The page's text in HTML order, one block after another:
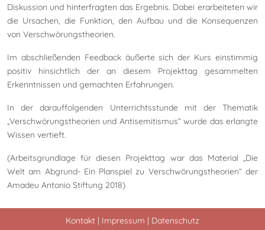
Diskussion und hinterfragten das Ergebnis. Dabei erarbeiteten wir
die Ursachen, die Funktion, den Aufbau und die Konsequenzen
von Verschwörungstheorien.
Im abschließenden Feedback äußerte sich der Kurs einstimmig
positiv hinsichtlich der an diesem Projekttag gesammelten
Erkenntnissen und gemachten Erfahrungen.
In der darauffolgenden Unterrichtsstunde mit der Thematik
„Verschwörungstheorien und Antisemitismus“ wurde das erlangte
Wissen vertieft.
(Arbeitsgrundlage für diesen Projekttag war das Material „Die
Welt am Abgrund- Ein Planspiel zu Verschwörungstheorien“ der
Amadeu Antonio Stiftung 2018)
Kontakt | Impressum | Datenschutz